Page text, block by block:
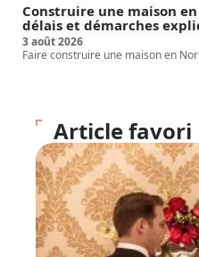
Construire une maison
délais et démarches
3 août 2026
Faire construire une maison en
Article favori